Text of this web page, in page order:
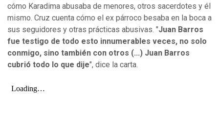
cómo Karadima abusaba de menores, otros sacerdotes y él
mismo. Cruz cuenta cómo el ex párroco besaba en la boca a
sus seguidores y otras prácticas abusivas. "Juan Barros
fue testigo de todo esto innumerables veces, no solo
conmigo, sino también con otros (...) Juan Barros
cubrió todo lo que dije", dice la carta.